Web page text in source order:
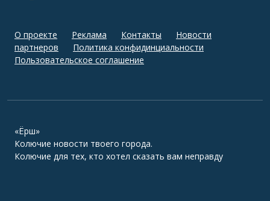
О проекте Реклама Контакты
Новости
партнеров
Политика конфидинциальности
Пользовательское соглашение
«Ёрш»
Колючие новости твоего города.
Колючие для тех, кто хотел сказать вам неправду